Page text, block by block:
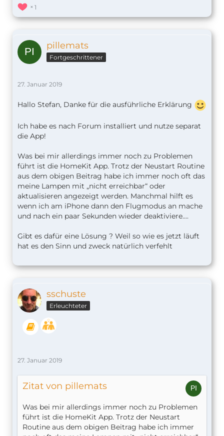
1
pillemats
Fortgeschrittener
27. Januar 2019
Hallo Stefan, Danke für die ausführliche Erklärung
Ich habe es nach Forum installiert und nutze separat
die App!
Was bei mir allerdings immer noch zu Problemen
führt ist die HomeKit App. Trotz der Neustart Routine
aus dem obigen Beitrag habe ich immer noch oft das
meine Lampen mit „nicht erreichbar“ oder
aktualisieren angezeigt werden. Manchmal hilft es
wenn ich am iPhone dann den Flugmodus an mache
und nach ein paar Sekunden wieder deaktiviere....
Gibt es dafür eine Lösung ? Weil so wie es jetzt läuft
hat es den Sinn und zweck natürlich verfehlt
sschuste
Erleuchteter
27. Januar 2019
Zitat von pillemats
Was bei mir allerdings immer noch zu Problemen
führt ist die HomeKit App. Trotz der Neustart
Routine aus dem obigen Beitrag habe ich immer